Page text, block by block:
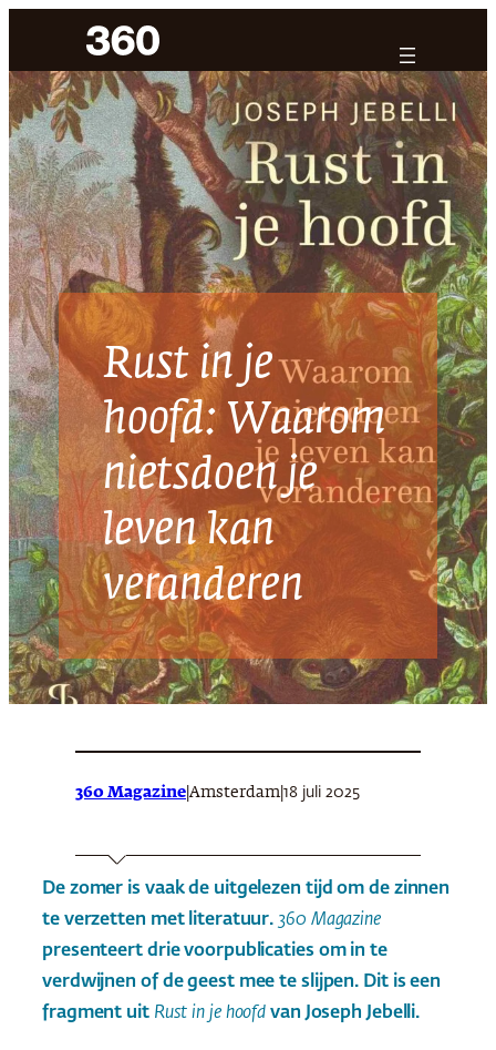
de
inhoud
Rust in je
hoofd: Waarom
nietsdoen je
leven kan
veranderen
360 Magazine Amsterdam 18 juli 2025
De zomer is vaak de uitgelezen tijd om de zinnen
te verzetten met literatuur. 360 Magazine
presenteert drie voorpublicaties om in te
verdwijnen of de geest mee te slijpen. Dit is een
fragment uit Rust in je hoofd van Joseph Jebelli.